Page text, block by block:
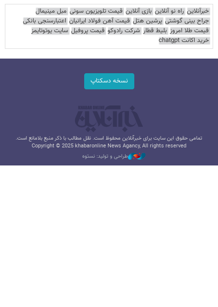
خبرآنلاین راه نو آنلاین بازی آنلاین قیمت تلویزیون سونی مبل مینیمال
جراح بینی گوشتی پرشین هتل قیمت آهن فولاد ایرانیان اعتبارسنجی بانکی
قیمت طلا امروز بلیط قطار شرکت رادوکو قیمت پروفیل سایت یوتوتایمز
خرید اکانت chatgpt
نسخه دسکتاپ
تمامی حقوق این سایت برای خبرآنلاین محفوظ است. نقل مطالب با ذکر منبع بلامانع است.
Copyright © 2025 khabaronline News Agancy, All rights reserved
طراحی و تولید: نستوه